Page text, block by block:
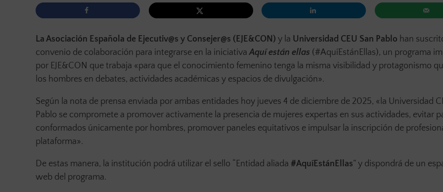
La Asociación Española de Ejecutiv@s y Consejer@s (EJE&CON) y la Universidad CEU San Pablo han
convenio de colaboración para integrarse en la iniciativaAquí están ellas (#AquíEstánEllas), un programa
por EJE&CON que trabaja «para que el conocimiento femenino tenga la misma visibilidad y protagonismo
los hombres en debates, actividades académicas y espacios de divulgación».
Según la nota de prensa enviada por ambas entidades hoy jueves 4 de diciembre de 2025, «la Universidad
Pablo se compromete a promover activamente la presencia de mujeres expertas en sus actividades, evitar
conformados únicamente por hombres, promover paneles equitativos e impulsar la inscripción de
plataforma».
De estas manera, la institución podrá utilizar el sello “Entidad aliada #AquíEstánEllas” y dispondrá de un
web del programa.